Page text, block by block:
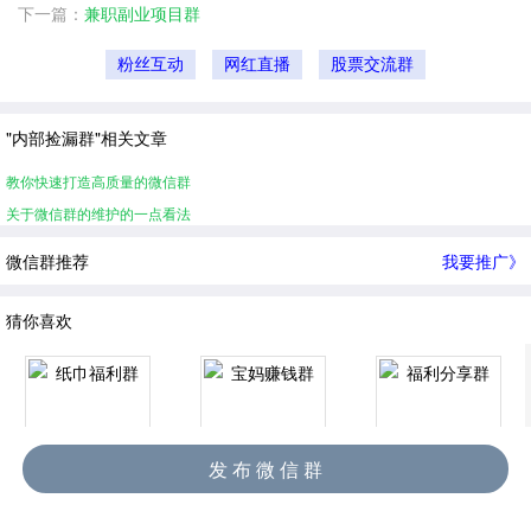
下一篇： 兼职副业项目群
粉丝互动 网红直播 股票交流群
"内部捡漏群"相关文章
教你快速打造高质量的微信群
关于微信群的维护的一点看法
微信群推荐 我要推广》
猜你喜欢
纸巾福利群 宝妈赚钱群 福利分享群
发 布 微 信 群